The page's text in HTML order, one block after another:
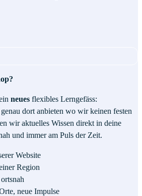
neues flexibles Lerngefäss:
dort anbieten wo wir keinen festen
wir aktuelles Wissen direkt in deine
und immer am Puls der Zeit.
Website
Region
neue Impulse